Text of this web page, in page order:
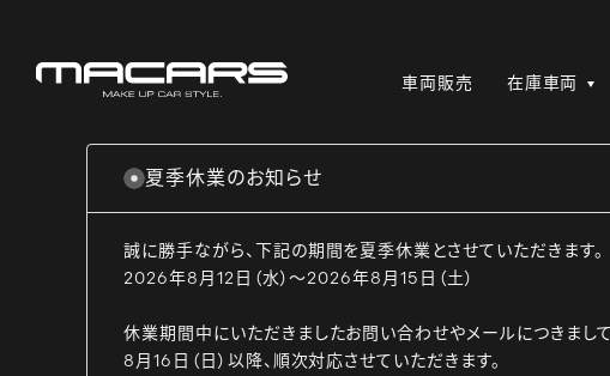
車両販売 在庫車両
夏季休業のお知らせ
誠に勝手ながら、下記の期間を夏季休業とさせていただきます。
2026年8月12日（水）～2026年8月15日（土）
休業期間中にいただきましたお問い合わせやメールにつきまして
8月16日（日）以降、順次対応させていただきます。